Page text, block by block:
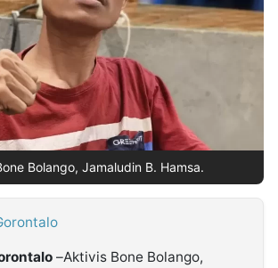
Bolango, Jamaludin B. Hamsa.
–Aktivis Bone Bolango,